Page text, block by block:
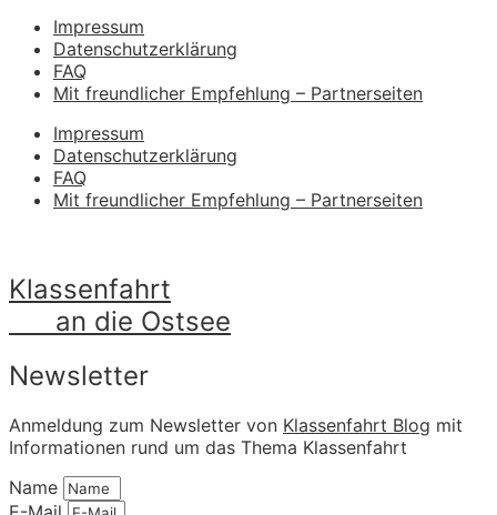
Impressum
Datenschutzerklärung
FAQ
Mit freundlicher Empfehlung – Partnerseiten
Impressum
Datenschutzerklärung
FAQ
Mit freundlicher Empfehlung – Partnerseiten
Klassenfahrt
an die Ostsee
Newsletter
Anmeldung zum Newsletter von Klassenfahrt Blog mit
Informationen rund um das Thema Klassenfahrt
Name